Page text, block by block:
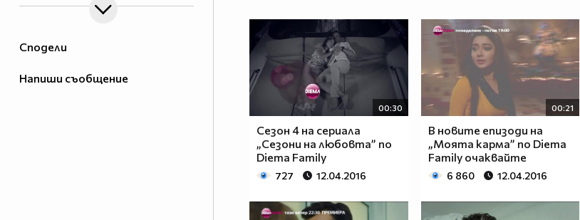
Сподели
Напиши съобщение
00:30
Сезон 4 на сериала
„Сезони на любовта” по
Diema Family
727 12.04.2016
00:21
В новите епизоди на
„Моята карма” по Diema
Family очаквайте
6 860 12.04.2016